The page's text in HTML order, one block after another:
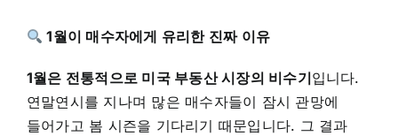
1월이 매수자에게 유리한 진짜 이유
1월은 전통적으로 미국 부동산 시장의 비수기입니다.
연말연시를 지나며 많은 매수자들이 잠시 관망에
들어가고 봄 시즌을 기다리기 때문입니다. 그 결과